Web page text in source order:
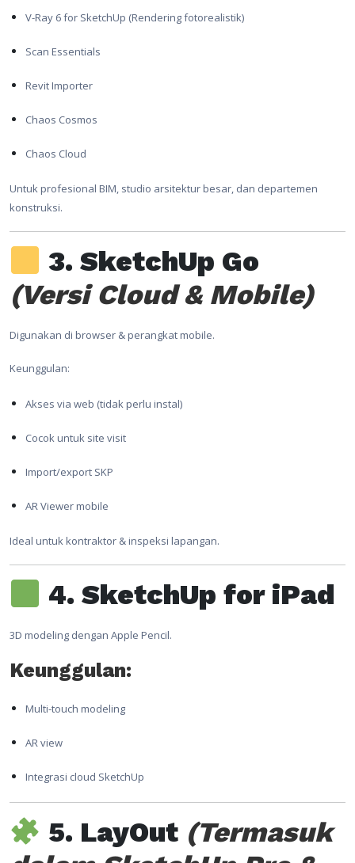
V-Ray 6 for SketchUp (Rendering fotorealistik)
Scan Essentials
Revit Importer
Chaos Cosmos
Chaos Cloud
Untuk profesional BIM, studio arsitektur besar, dan departemen
konstruksi.
3. SketchUp Go
(Versi Cloud & Mobile)
Digunakan di browser & perangkat mobile.
Keunggulan:
Akses via web (tidak perlu instal)
Cocok untuk site visit
Import/export SKP
AR Viewer mobile
Ideal untuk kontraktor & inspeksi lapangan.
4. SketchUp for iPad
3D modeling dengan Apple Pencil.
Keunggulan:
Multi-touch modeling
AR view
Integrasi cloud SketchUp
5. LayOut (Termasuk